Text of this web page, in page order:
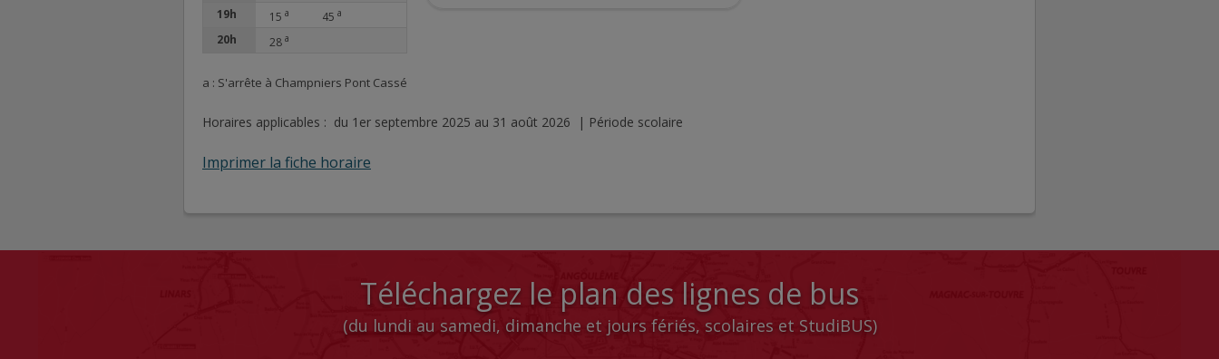
19h
15 a 45 a
20h 28 a
a : S'arrête à Champniers Pont Cassé
Horaires applicables : du 1er septembre 2025 au 31 août 2026 | Période scolaire
Imprimer la fiche horaire
Téléchargez le plan des lignes de bus
(du lundi au samedi, dimanche et jours fériés, scolaires et StudiBUS)